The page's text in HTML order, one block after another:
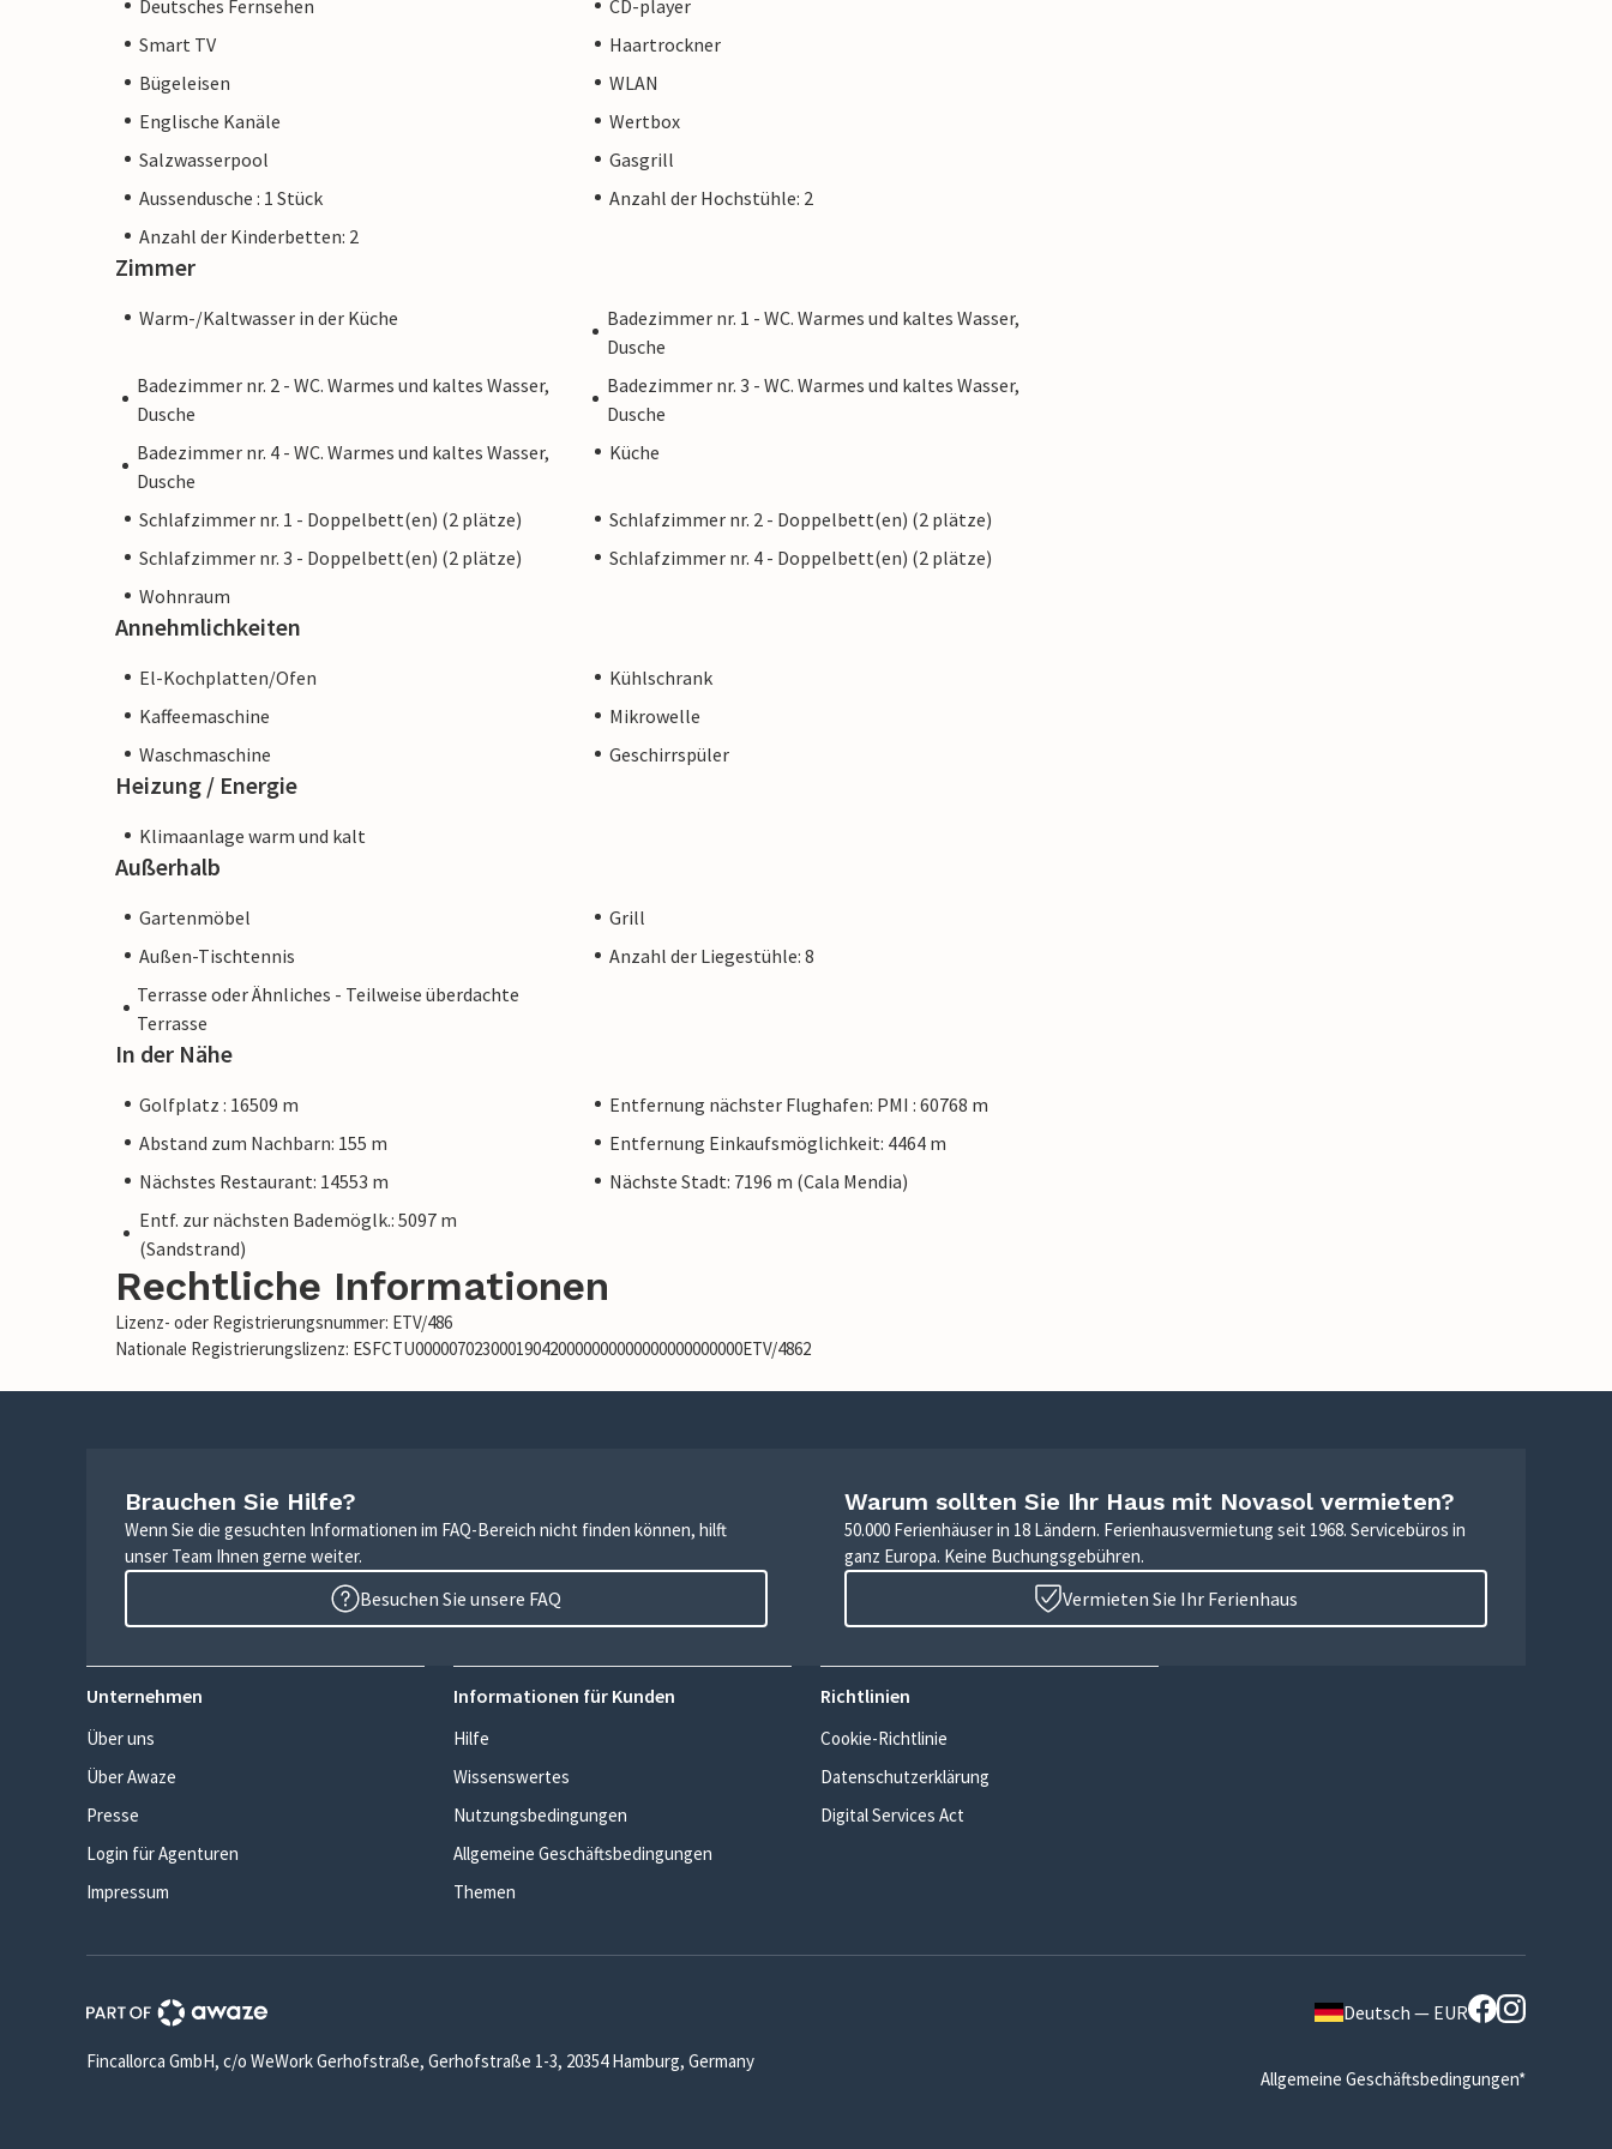
keine 4 km vom Tor zur malerischen Hafenstadt Portocristo entfernt. Zahlreiche
Strände, die sogenannten „Calas de Mallorca“, sind sehr gut zu erreichen. Portocristo ist
nur ca. 5 Autominuten entfernt und hier finden Sie alles, was Sie zum Einkaufen und
Verbringen eines Abends benötigen.
Bitte beachten Sie, dass diese Unterkunft keine Jugendgruppen oder
Junggesellenabschiede akzeptiert. Eine Jugendgruppe in dieser Unterkunft besteht aus
Personen unter 30 Jahren. Buchen Sie diese Unterkunft nicht, wenn Sie eine
Jugendgruppe oder eine Junggesellenabschiedsgruppe sind, da Ihre Buchung nach der
Buchung abgelehnt wird, was auch bei der Ankunft in der Unterkunft oder während Ihres
Aufenthalts der Fall sein kann, und Sie keine Rückerstattung erhalten.
Hinweis: Diese Unterkunft wird von einem privaten Eigentümer verwaltet, nicht von
einem Unternehmen oder einem Händler. Das bedeutet, dass das EU-Verbraucherrecht
möglicherweise nicht gilt. Sie können jedoch sicher sein, dass wir Ihnen denselben
Kundenservice bieten und Ihr Aufenthalt sich nicht von einer Buchung bei einer
Unterkunft eines professionellen Eigentümers unterscheidet.
Deutsches Fernsehen
CD-player
Smart TV
Haartrockner
Bügeleisen
WLAN
Englische Kanäle
Wertbox
Salzwasserpool
Gasgrill
Aussendusche : 1 Stück
Anzahl der Hochstühle: 2
Anzahl der Kinderbetten: 2
Zimmer
Warm-/Kaltwasser in der Küche
Badezimmer nr. 1 - WC. Warmes und kaltes Wasser,
Dusche
Badezimmer nr. 2 - WC. Warmes und kaltes Wasser,
Dusche
Badezimmer nr. 3 - WC. Warmes und kaltes Wasser,
Dusche
Badezimmer nr. 4 - WC. Warmes und kaltes Wasser,
Dusche
Küche
Schlafzimmer nr. 1 - Doppelbett(en) (2 plätze)
Schlafzimmer nr. 2 - Doppelbett(en) (2 plätze)
Schlafzimmer nr. 3 - Doppelbett(en) (2 plätze)
Schlafzimmer nr. 4 - Doppelbett(en) (2 plätze)
Wohnraum
Annehmlichkeiten
El-Kochplatten/Ofen
Kühlschrank
Kaffeemaschine
Mikrowelle
Waschmaschine
Geschirrspüler
Heizung / Energie
Klimaanlage warm und kalt
Außerhalb
Gartenmöbel
Grill
Außen-Tischtennis
Anzahl der Liegestühle: 8
Terrasse oder Ähnliches - Teilweise überdachte
Terrasse
In der Nähe
Golfplatz : 16509 m
Entfernung nächster Flughafen: PMI : 60768 m
Abstand zum Nachbarn: 155 m
Entfernung Einkaufsmöglichkeit: 4464 m
Nächstes Restaurant: 14553 m
Nächste Stadt: 7196 m (Cala Mendia)
Entf. zur nächsten Bademöglk.: 5097 m
(Sandstrand)
Rechtliche Informationen
Lizenz- oder Registrierungsnummer: ETV/486
Nationale Registrierungslizenz: ESFCTU000007023000190420000000000000000000000ETV/4862
Brauchen Sie Hilfe?
Wenn Sie die gesuchten Informationen im FAQ-Bereich nicht finden können, hilft
unser Team Ihnen gerne weiter.
Besuchen Sie unsere FAQ
Warum sollten Sie Ihr Haus mit Novasol vermieten?
50.000 Ferienhäuser in 18 Ländern. Ferienhausvermietung seit 1968. Servicebüros in
ganz Europa. Keine Buchungsgebühren.
Vermieten Sie Ihr Ferienhaus
Unternehmen
Über uns
Über Awaze
Presse
Login für Agenturen
Impressum
Informationen für Kunden
Hilfe
Wissenswertes
Nutzungsbedingungen
Allgemeine Geschäftsbedingungen
Themen
Richtlinien
Cookie-Richtlinie
Datenschutzerklärung
Digital Services Act
Deutsch — EUR
Fincallorca GmbH, c/o WeWork Gerhofstraße, Gerhofstraße 1-3, 20354 Hamburg, Germany
Allgemeine Geschäftsbedingungen*